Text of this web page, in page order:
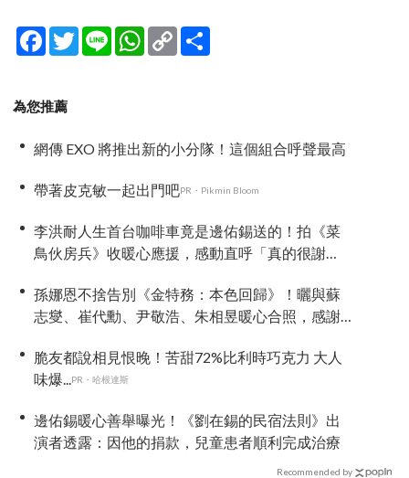
Facebook
TwitterLine WhatsApp
Copy
Link
為您推薦
網傳 EXO 將推出新的小分隊！這個組合呼聲最高
帶著皮克敏一起出門吧PR・Pikmin Bloom
李洪耐人生首台咖啡車竟是邊佑錫送的！拍《菜
鳥伙房兵》收暖心應援，感動直呼「真的很謝
孫娜恩不捨告別《金特務：本色回歸》！曬與蘇
志燮、崔代勳、尹敬浩、朱相昱暖心合照，感謝
脆友都說相見恨晚！苦甜72%比利時巧克力 大人
味爆...
PR・哈根達斯
邊佑錫暖心善舉曝光！《劉在錫的民宿法則》出
演者透露：因他的捐款，兒童患者順利完成治療
Recommended by